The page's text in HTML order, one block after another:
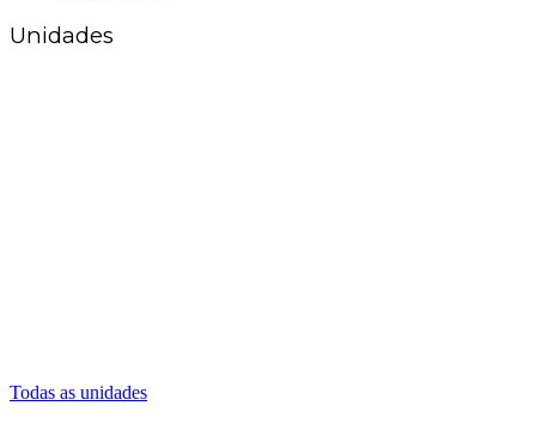
Unidades
Todas as unidades